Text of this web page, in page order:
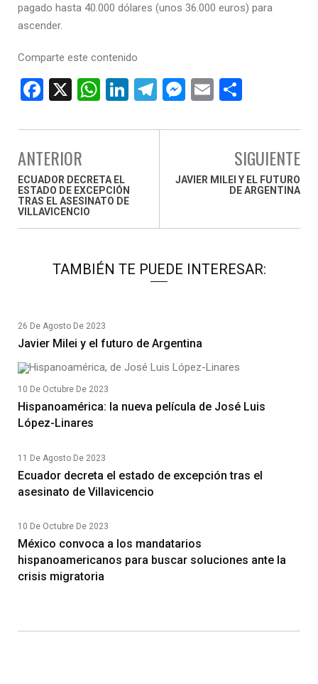
pagado hasta 40.000 dólares (unos 36.000 euros) para
ascender.
Comparte este contenido
F
ce
b
o
o
k
X
W
at
A
p
p
Li
ke
n
T
e
M
se
g
E
ail m
p
ar
tir
ANTERIOR
ECUADOR DECRETA EL
ESTADO DE EXCEPCIÓN
TRAS EL ASESINATO DE
VILLAVICENCIO
SIGUIENTE
JAVIER MILEI Y EL FUTURO
DE ARGENTINA
TAMBIÉN TE PUEDE INTERESAR:
26 De Agosto De 2023
Javier Milei y el futuro de Argentina
10 De Octubre De 2023
Hispanoamérica: la nueva película de José Luis
López-Linares
11 De Agosto De 2023
Ecuador decreta el estado de excepción tras el
asesinato de Villavicencio
10 De Octubre De 2023
México convoca a los mandatarios
hispanoamericanos para buscar soluciones ante la
crisis migratoria